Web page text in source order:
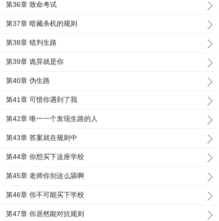
第36章 致命考试
第37章 暗藏杀机的规则
第38章 错判生路
第39章 诡异就是你
第40章 伪生路
第41章 可惜你遇到了我
第42章 唯一一个发现生路的人
第43章 答案就在规则中
第44章 你想买下这座学校
第45章 老师你别这么舔啊
第46章 你不可能买下学校
第47章 你居然能对抗规则